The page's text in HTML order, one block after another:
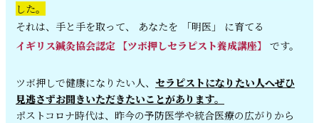
した。
それは、手と手を取って、 あなたを
「明医」 に育てる
イギリス鍼灸協会認定 【ツボ押しセラピスト養成講座】 です。
ツボ押しで健康になりたい人、 セラピストになりたい人へぜひ
見逃さずお聞きいただきたいことがあります。
ポストコロナ時代は、昨今の予防医学や統合医療の広がりから